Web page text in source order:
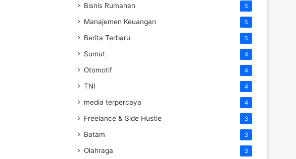
Bisnis Rumahan 5
Manajemen Keuangan 5
Berita Terbaru 5
Sumut 4
Otomotif 4
TNI 4
media terpercaya 4
Freelance & Side Hustle 3
Batam 3
Olahraga 3